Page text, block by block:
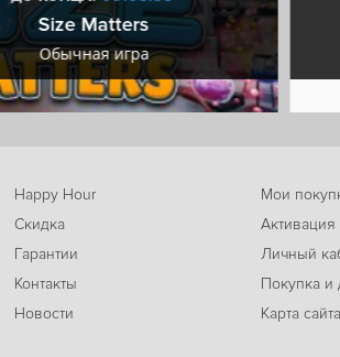
Size Matters
Обычная игра
Happy Hour
Скидка
Гарантии
Контакты
Новости
Мои
Активация
Личный
Покупка и
Карта сайта